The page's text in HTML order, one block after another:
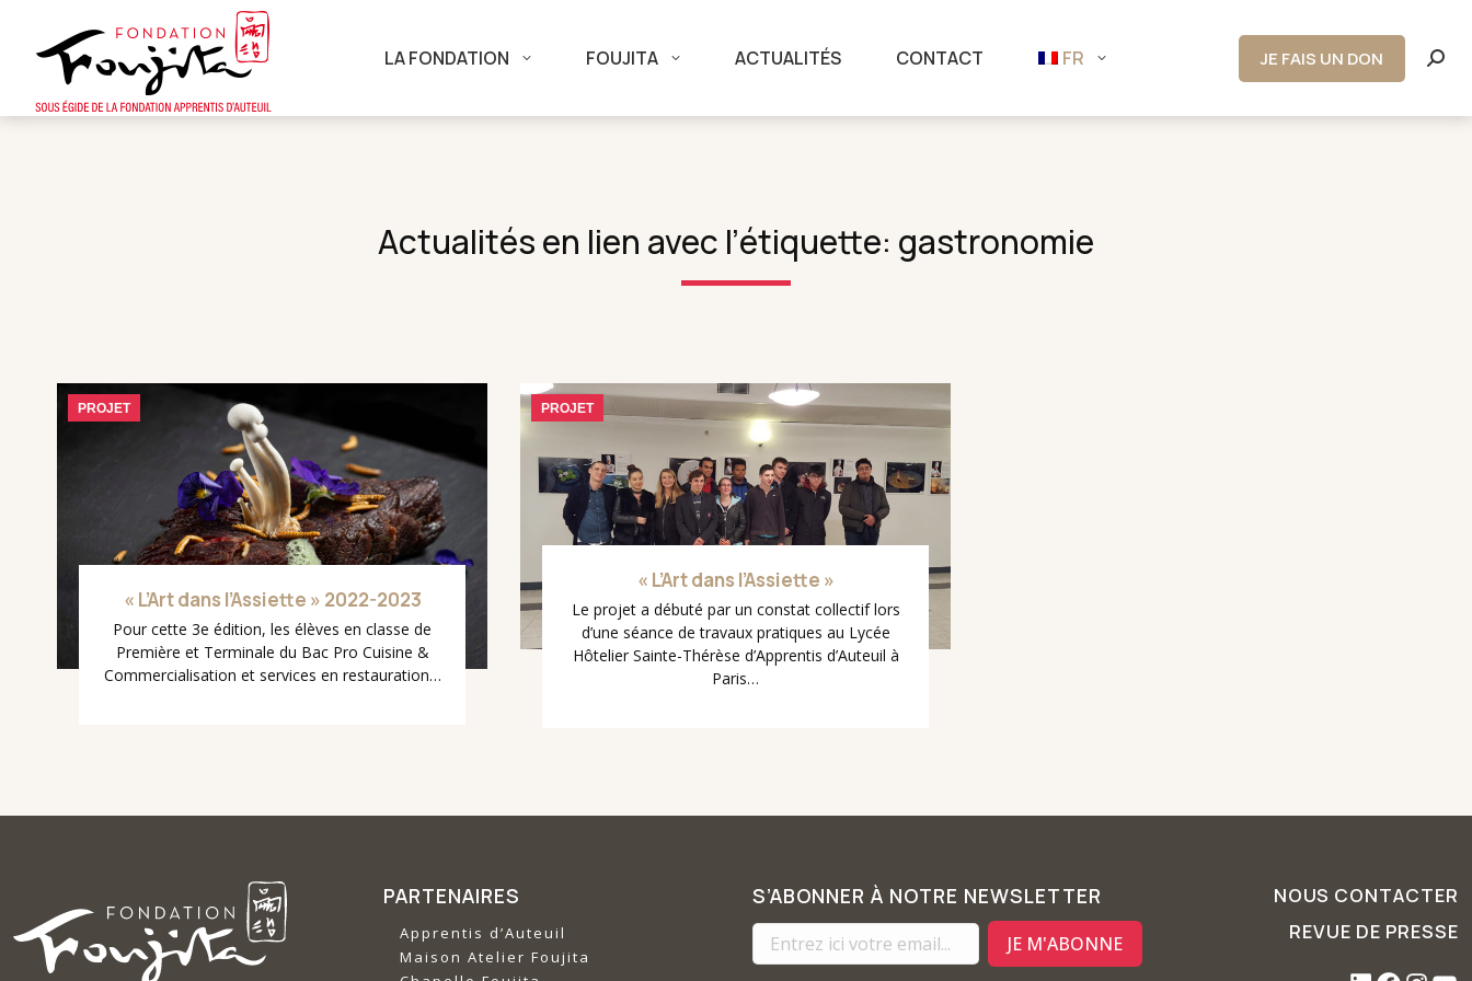
LA FONDATION FOUJITA ACTUALITÉS CONTACT FR JE FAIS UN DON
Actualités en lien avec l’étiquette: gastronomie
PROJET
« L’Art dans l’Assiette » 2022-2023
Pour cette 3e édition, les élèves en classe de
Première et Terminale du Bac Pro Cuisine &
Commercialisation et services en restauration…
PROJET
« L’Art dans l’Assiette »
Le projet a débuté par un constat collectif lors
d’une séance de travaux pratiques au Lycée
Hôtelier Sainte-Thérèse d’Apprentis d’Auteuil à
Paris…
PARTENAIRES
Apprentis d’Auteuil
‍Maison Atelier Foujita
S’ABONNER À NOTRE NEWSLETTER
NOUS CONTACTER
REVUE DE PRESSE